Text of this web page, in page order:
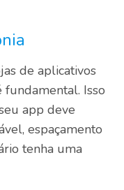
de aplicativos
Isso
app deve
espaçamento
tenha uma